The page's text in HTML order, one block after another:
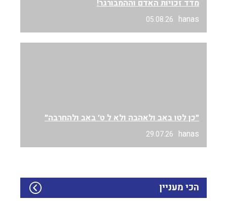
מדד זכויות האדם וההמבורגר!
hanas
05.08.26
״כן לטו באב ולאהבה ולא ל ט׳ באב ולהחרבה״
hanas
29.07.26
הכי מעניין